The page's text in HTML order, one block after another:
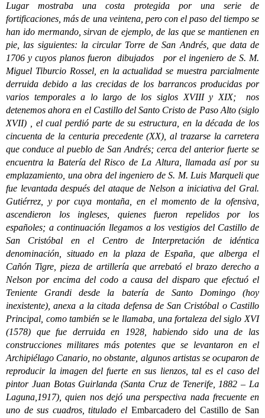
Lugar mostraba una costa protegida por una serie de
fortificaciones, más de una veintena, pero con el paso del tiempo se
han ido mermando, sirvan de ejemplo, de las que se mantienen en
pie, las siguientes: la circular Torre de San Andrés, que data de
1706 y cuyos planos fueron dibujados por el ingeniero de S. M.
Miguel Tiburcio Rossel, en la actualidad se muestra parcialmente
derruida debido a las crecidas de los barrancos producidas por
varios temporales a lo largo de los siglos XVIII y XIX; nos
detenemos ahora en el Castillo del Santo Cristo de Paso Alto (siglo
XVII) , el cual perdió parte de su estructura, en la década de los
cincuenta de la centuria precedente (XX), al trazarse la carretera
que conduce al pueblo de San Andrés; cerca del anterior fuerte se
encuentra la Batería del Risco de La Altura, llamada así por su
emplazamiento, una obra del ingeniero de S. M. Luis Marqueli que
fue levantada después del ataque de Nelson a iniciativa del Gral.
Gutiérrez, y por cuya montaña, en el momento de la ofensiva,
ascendieron los ingleses, quienes fueron repelidos por los
españoles; a continuación llegamos a los vestigios del Castillo de
San Cristóbal en el Centro de Interpretación de idéntica
denominación, situado en la plaza de España, que alberga el
Cañón Tigre, pieza de artillería que arrebató el brazo derecho a
Nelson por encima del codo a causa del disparo que efectuó el
Teniente Grandi desde la batería de Santo Domingo (hoy
inexistente), anexa a la citada defensa de San Cristóbal o Castillo
Principal, como también se le llamaba, una fortaleza del siglo XVI
(1578) que fue derruida en 1928, habiendo sido una de las
construcciones militares más potentes que se levantaron en el
Archipiélago Canario, no obstante, algunos artistas se ocuparon de
reproducir la imagen del fuerte en sus lienzos, tal es el caso del
pintor Juan Botas Guirlanda (Santa Cruz de Tenerife, 1882 – La
Laguna,1917), quien nos dejó una perspectiva nada frecuente en
uno de sus cuadros, titulado el Embarcadero del Castillo de San